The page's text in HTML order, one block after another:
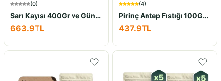
(0)
Sarı Kayısı 400Gr ve Günkurusu Kayısı 400Gr İkili Set
663.9TL
(4)
Pirinç Antep Fıstığı 100Gr ve Toz Antep Fıstığı 100Gr İkili Set
437.9TL